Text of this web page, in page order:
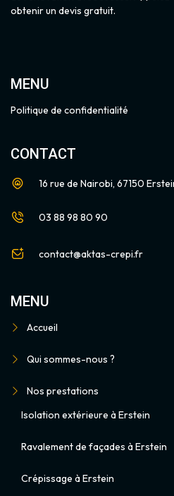
obtenir un devis gratuit.
MENU
Politique de confidentialité
CONTACT
16 rue de Nairobi, 67150
03 88 98 80 90
contact@aktas-crepi.fr
MENU
Accueil
Qui sommes-nous ?
Nos prestations
Isolation extérieure à Erstein
Ravalement de façades à Erstein
Crépissage à Erstein